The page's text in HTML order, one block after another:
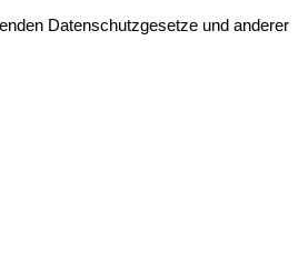
Datenschutzgesetze und anderer